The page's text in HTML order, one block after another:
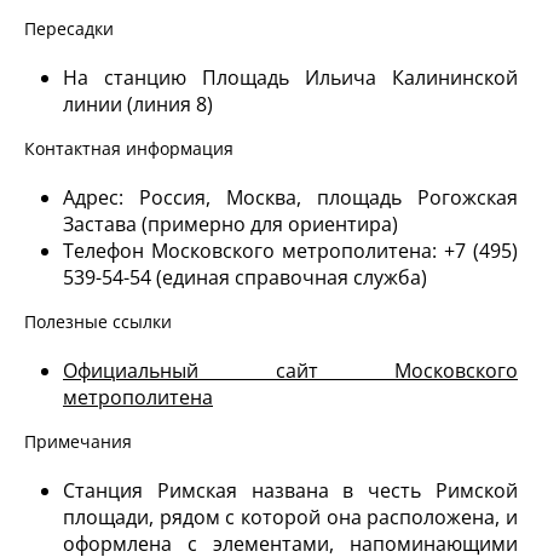
Пересадки
На станцию Площадь Ильича Калининской
линии (линия 8)
Контактная информация
Адрес: Россия, Москва, площадь Рогожская
Застава (примерно для ориентира)
Телефон Московского метрополитена: +7 (495)
539-54-54 (единая справочная служба)
Полезные ссылки
Официальный сайт Московского
метрополитена
Примечания
Станция Римская названа в честь Римской
площади, рядом с которой она расположена, и
оформлена с элементами, напоминающими